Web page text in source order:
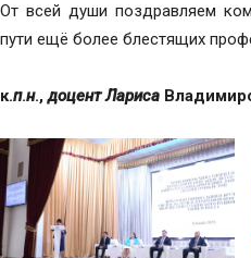
От всей души поздравляем
пути ещё более блестящих
к.п.н.,доцент Лариса